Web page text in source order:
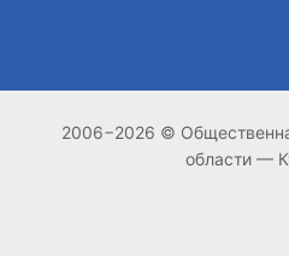
2006−2026 ©
области —